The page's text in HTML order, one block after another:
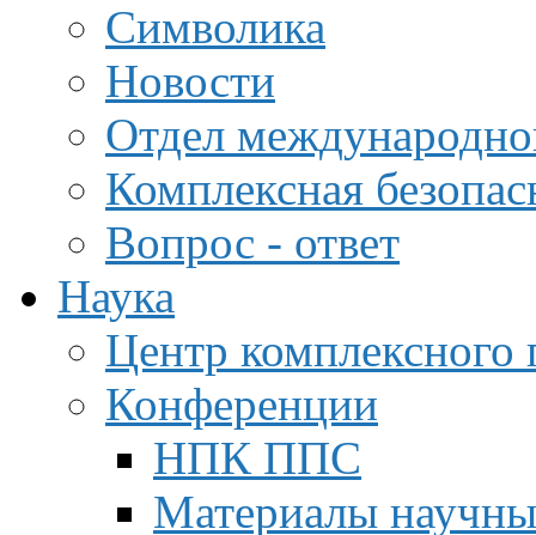
Символика
Новости
Отдел
Комплексная
Вопрос - ответ
Наука
Центр
Конференции
НПК ППС
Материалы